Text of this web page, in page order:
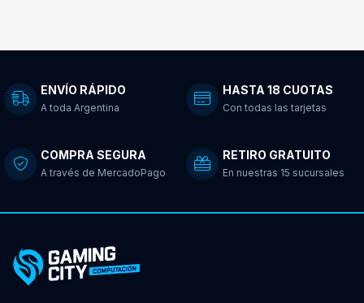
ENVÍO RÁPIDO
A toda Argentina
HASTA 18 CUOTAS
Con todas las tarjetas
COMPRA SEGURA
A través de MercadoPago
RETIRO GRATUITO
En nuestras 15 sucursales